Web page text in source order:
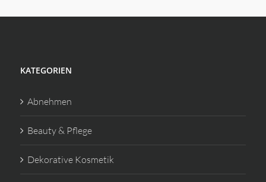
KATEGORIEN
Abnehmen
Beauty & Pflege
Dekorative Kosmetik